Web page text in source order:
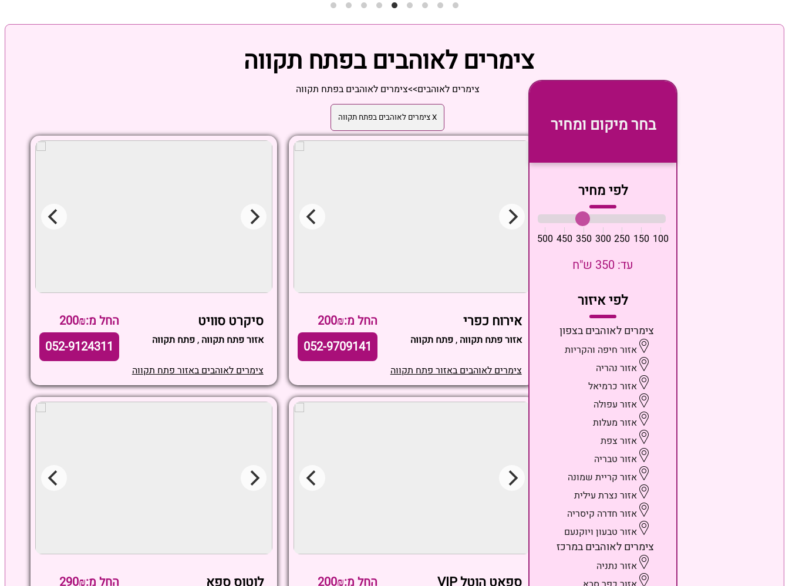
בחר מיקום ומחיר
לפי מחיר
100
150
250
300
350
450
500
עד: 350 ש"ח
לפי איזור
צימרים לאוהבים בצפון
אזור חיפה והקריות
אזור נהריה
אזור כרמיאל
אזור עפולה
אזור מעלות
אזור צפת
אזור טבריה
אזור קריית שמונה
אזור נצרת עילית
אזור חדרה קיסריה
אזור טבעון ויוקנעם
צימרים לאוהבים במרכז
אזור נתניה
צימרים לאוהבים בפתח תקווה
צימרים לאוהבים>>צימרים לאוהבים בפתח תקווה
X צימרים לאוהבים בפתח תקווה
אירוח כפרי החל מ:200₪
אזור פתח תקווה ,פתח תקווה 052-9709141
צימרים לאוהבים באזור פתח תקווה
סיקרט סוויט החל מ:200₪
אזור פתח תקווה ,פתח תקווה 052-9124311
צימרים לאוהבים באזור פתח תקווה
החל מ:200₪ החל מ:290₪